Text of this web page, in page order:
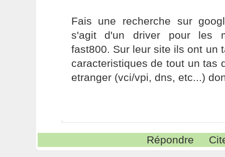
Fais une recherche sur
s'agit d'un driver pour les
fast800. Sur leur site ils ont un
caracteristiques de tout un tas
etranger (vci/vpi, dns, etc...)
Répondre